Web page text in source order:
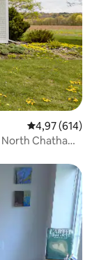
Évaluation
4,97 (614)